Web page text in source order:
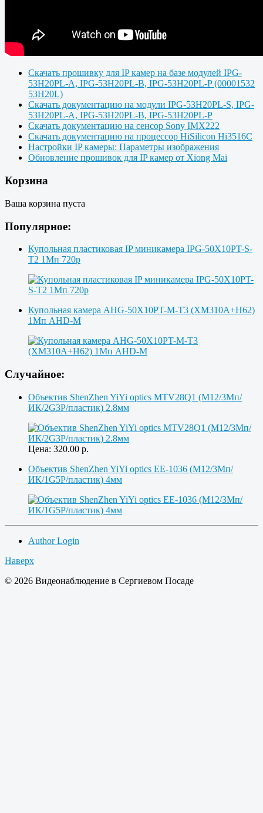
Скачать прошивку для IP камер на базе модулей IPG-
53H20PL-A, IPG-53H20PL-B, IPG-53H20PL-P (00001532
53H20L)
Скачать документацию на модули IPG-53H20PL-S, IPG-
53H20PL-A, IPG-53H20PL-B, IPG-53H20PL-P
Скачать документацию на сенсор Sony IMX222
Скачать документацию на процессор HiSilicon Hi3516C
Настройки IP камеры: Параметры изображения
Обновление прошивок для IP камер от Xiong Mai
Корзина
Ваша корзина пуста
Популярное:
Купольная пластиковая IP миникамера IPG-50X10PT-S-
T2 1Мп 720p
Купольная камера AHG-50X10PT-M-T3 (XM310A+H62)
1Мп AHD-M
Случайное:
Объектив ShenZhen YiYi optics MTV28Q1 (M12/3Мп/
ИК/2G3P/пластик) 2.8мм
Цена: 320.00 р.
Объектив ShenZhen YiYi optics EE-1036 (M12/3Мп/
ИК/1G5P/пластик) 4мм
Author Login
Наверх
© 2026 Видеонаблюдение в Сергиевом Посаде